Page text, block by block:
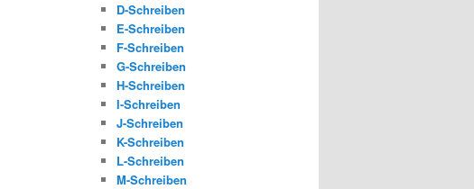
D-Schreiben
E-Schreiben
F-Schreiben
G-Schreiben
H-Schreiben
I-Schreiben
J-Schreiben
K-Schreiben
L-Schreiben
M-Schreiben